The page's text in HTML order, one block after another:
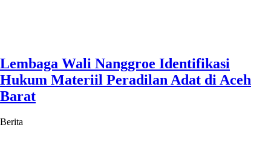
Lembaga Wali Nanggroe Identifikasi
Hukum Materiil Peradilan Adat di Aceh
Barat
Berita